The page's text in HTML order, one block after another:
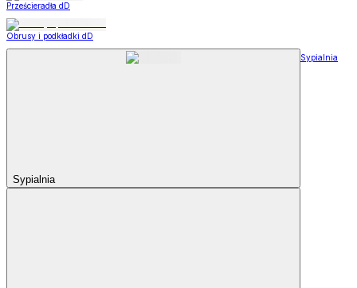
Prześcieradła dD
Obrusy i podkładki dD
Sypialnia
Sypialnia